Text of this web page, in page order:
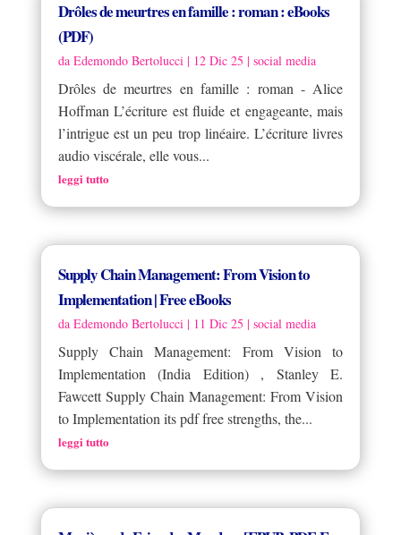
Drôles de meurtres en famille : roman : eBooks
(PDF)
da Edemondo Bertolucci| 12 Dic 25 | social media
Drôles de meurtres en famille : roman - Alice
Hoffman L’écriture est fluide et engageante, mais
l’intrigue est un peu trop linéaire. L’écriture livres
audio viscérale, elle vous...
leggi tutto
Supply Chain Management: From Vision to
Implementation | Free eBooks
da Edemondo Bertolucci| 11 Dic 25 | social media
Supply Chain Management: From Vision to
Implementation (India Edition) , Stanley E.
Fawcett Supply Chain Management: From Vision
to Implementation its pdf free strengths, the...
leggi tutto